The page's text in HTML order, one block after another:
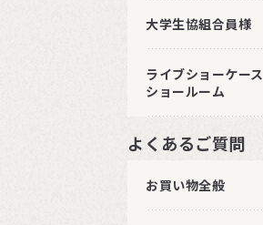
大学生協組合員様
ライブショーケース
ショールーム
よくあるご質問
お買い物全般